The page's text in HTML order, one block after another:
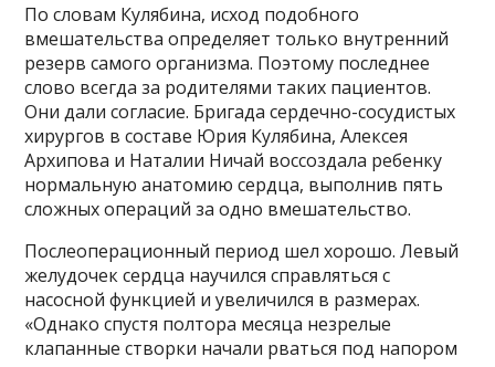
По словам Кулябина, исход подобного
вмешательства определяет только внутренний
резерв самого организма. Поэтому последнее
слово всегда за родителями таких пациентов.
Они дали согласие. Бригада сердечно-сосудистых
хирургов в составе Юрия Кулябина, Алексея
Архипова и Наталии Ничай воссоздала ребенку
нормальную анатомию сердца, выполнив пять
сложных операций за одно вмешательство.
Послеоперационный период шел хорошо. Левый
желудочек сердца научился справляться с
насосной функцией и увеличился в размерах.
«Однако спустя полтора месяца незрелые
клапанные створки начали рваться под напором